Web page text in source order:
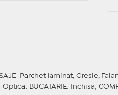
: Parchet laminat, Gresie,
Optica; BUCATARIE : Inchisa;